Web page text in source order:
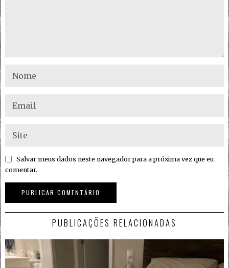
Salvar meus dados neste navegador para a próxima vez que eu
comentar.
PUBLICAÇÕES RELACIONADAS